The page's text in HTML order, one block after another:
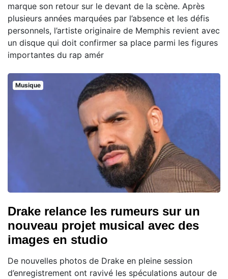
marque son retour sur le devant de la scène. Après
plusieurs années marquées par l’absence et les défis
personnels, l’artiste originaire de Memphis revient avec
un disque qui doit confirmer sa place parmi les figures
importantes du rap amér
Musique
Drake relance les rumeurs sur un
nouveau projet musical avec des
images en studio
De nouvelles photos de Drake en pleine session
d’enregistrement ont ravivé les spéculations autour de